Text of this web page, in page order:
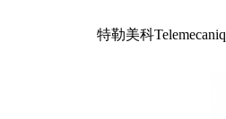
特勒美科